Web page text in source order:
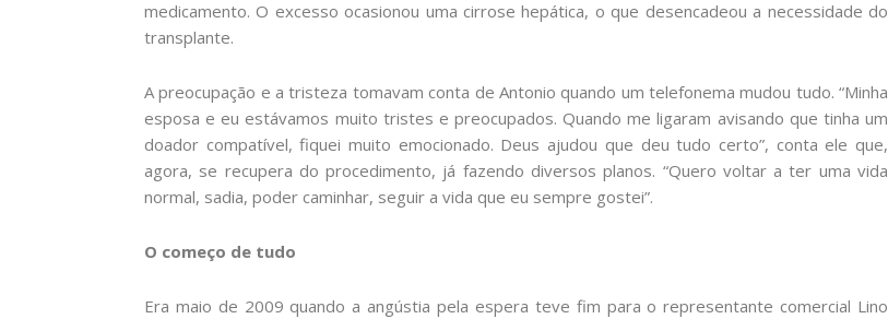
medicamento. O excesso ocasionou uma cirrose hepática, o que desencadeou a necessidade do
transplante.
A preocupação e a tristeza tomavam conta de Antonio quando um telefonema mudou tudo. “Minha
esposa e eu estávamos muito tristes e preocupados. Quando me ligaram avisando que tinha um
doador compatível, fiquei muito emocionado. Deus ajudou que deu tudo certo”, conta ele que,
agora, se recupera do procedimento, já fazendo diversos planos. “Quero voltar a ter uma vida
normal, sadia, poder caminhar, seguir a vida que eu sempre gostei”.
O começo de tudo
Era maio de 2009 quando a angústia pela espera teve fim para o representante comercial Lino